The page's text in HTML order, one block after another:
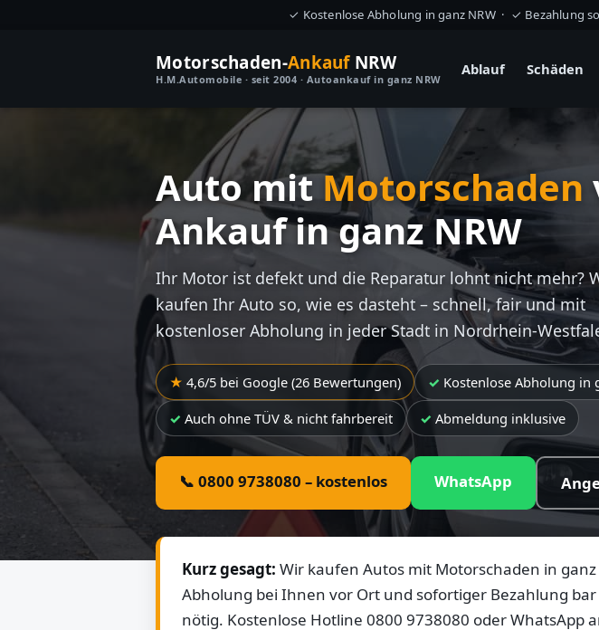
✓ Kostenlose Abholung in ganz NRW · ✓ Bezahlung
Motorschaden-AnkaufNRW
H.M.Automobile · seit 2004 · Autoankauf in ganz NRW
Ablauf Schäden
Auto mitMotorschaden
Ankauf in ganz NRW
Ihr Motor ist defekt und die Reparatur lohnt nicht mehr?
kaufen Ihr Auto so, wie es dasteht – schnell, fair und mit
kostenloser Abholung in jeder Stadt in Nordrhein-
4,6/5 bei Google (26 Bewertungen) Kostenlose Abholung in
Auch ohne TÜV & nicht fahrbereit
Abmeldung inklusive
📞 0800 9738080 – kostenlos WhatsApp
Kurz gesagt: Wir kaufen Autos mit Motorschaden in
Abholung bei Ihnen vor Ort und sofortiger Bezahlung
nötig. Kostenlose Hotline 0800 9738080 oder WhatsApp